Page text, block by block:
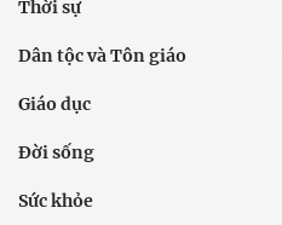
Thời sự
Dân tộc và Tôn giáo
Giáo dục
Đời sống
Sức khỏe